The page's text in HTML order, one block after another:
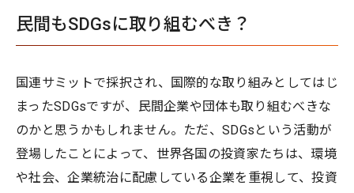
民間もSDGsに取り組むべき？
国連サミットで採択され、国際的な取り組みとしてはじ
まったSDGsですが、民間企業や団体も取り組むべきな
のかと思うかもしれません。ただ、SDGsという活動が
登場したことによって、世界各国の投資家たちは、環境
や社会、企業統治に配慮している企業を重視して、投資